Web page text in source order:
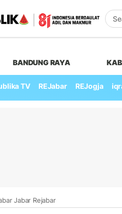
BANDUNG RAYA
TV REJabar REJogja
Jabar Rejabar